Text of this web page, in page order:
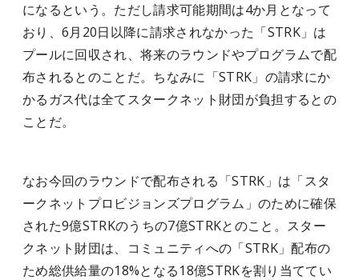
になるという。ただし請求可能期間は4か月となって
おり、6月20日以降に請求されなかった「STRK」は
プールに回収され、将来のラウンドやプログラムで配
布されるとのことだ。ちなみに「STRK」の請求にか
かるガス代は全てスタークネット財団が負担するとの
ことだ。
なお今回のラウンドで配布される「STRK」は「スタ
ークネットプロビジョンズプログラム」のために確保
された9億STRKのうちの7億STRKとのこと。スター
クネット財団は、コミュニティへの「STRK」配布の
ため総供給量の18%となる18億STRKを割り当ててい